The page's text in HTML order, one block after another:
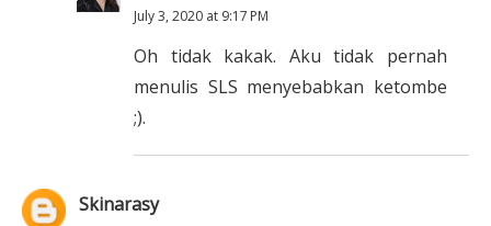
July 3, 2020 at 9:17 PM
Oh tidak kakak. Aku tidak pernah
menulis SLS menyebabkan ketombe
;).
Skinarasy